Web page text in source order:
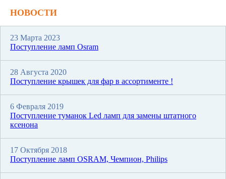
НОВОСТИ
23 Марта 2023
Поступление ламп Osram
28 Августа 2020
Поступление крышек для фар в ассортименте !
6 Февраля 2019
Поступление туманок Led ламп для замены штатного
ксенона
17 Октября 2018
Поступление ламп OSRAM, Чемпион, Philips